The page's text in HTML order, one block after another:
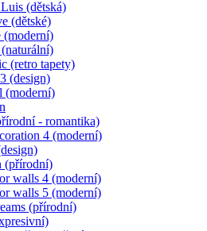
(dětská)
(dětské)
(retro tapety)
(design)
(moderní)
- romantika)
4 (moderní)
(přírodní)
walls 4 (moderní)
walls 5 (moderní)
(přírodní)